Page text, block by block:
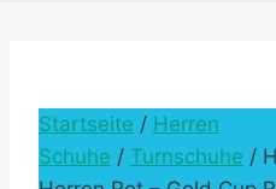
Startseite / Herren
Schuhe / Turnschuhe /